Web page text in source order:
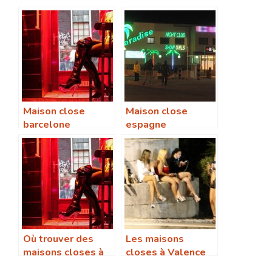
Maison close
barcelone
Maison close
espagne
Où trouver des
maisons closes à
Les maisons
closes à Valence